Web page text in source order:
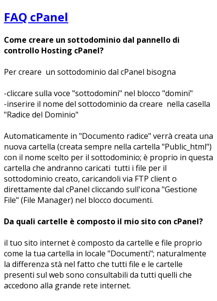
FAQ cPanel
Come creare un sottodominio dal pannello di
controllo Hosting cPanel?
Per creare un sottodominio dal cPanel bisogna
-cliccare sulla voce "sottodomini" nel blocco "domini"
-inserire il nome del sottodominio da creare nella casella
"Radice del Dominio"
Automaticamente in "Documento radice" verrà creata una
nuova cartella (creata sempre nella cartella "Public_html")
con il nome scelto per il sottodominio; è proprio in questa
cartella che andranno caricati tutti i file per il
sottodominio creato, caricandoli via FTP client o
direttamente dal cPanel cliccando sull'icona "Gestione
File" (File Manager) nel blocco documenti.
Da quali cartelle è composto il mio sito con cPanel?
il tuo sito internet è composto da cartelle e file proprio
come la tua cartella in locale "Documenti"; naturalmente
la differenza stà nel fatto che tutti file e le cartelle
presenti sul web sono consultabili da tutti quelli che
accedono alla grande rete internet.